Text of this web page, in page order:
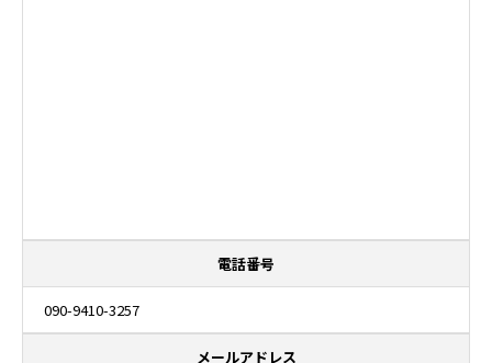
電話番号
090-9410-3257
メールアドレス